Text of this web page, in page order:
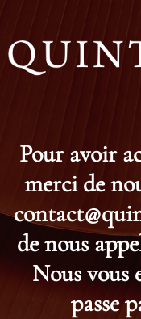
Pour avoir
merci de
de nous
Nous vous
passe